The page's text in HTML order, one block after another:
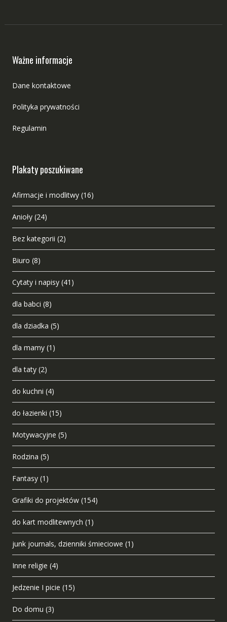
Ważne informacje
Dane kontaktowe
Polityka prywatności
Regulamin
Plakaty poszukiwane
Afirmacje i modlitwy (16)
Anioły (24)
Bez kategorii (2)
Biuro (8)
Cytaty i napisy (41)
dla babci (8)
dla dziadka (5)
dla mamy (1)
dla taty (2)
do kuchni (4)
do łazienki (15)
Motywacyjne (5)
Rodzina (5)
Fantasy (1)
Grafiki do projektów (154)
do kart modlitewnych (1)
junk journals, dzienniki śmieciowe (1)
Inne religie (4)
Jedzenie I picie (15)
Do domu (3)